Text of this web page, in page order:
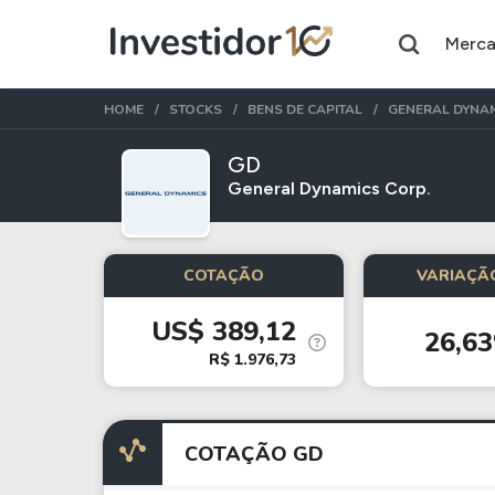
Assuntos do momento
Índice
Ibovespa
Ação
Ambev
HOME STOCKS BENS DE CAPITAL GENERAL
GD
General Dynamics Corp.
COTAÇÃO
US$ 389,12
R$ 1.976,73
COTAÇÃO GD